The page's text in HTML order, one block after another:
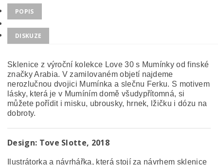
POPIS
DISKUZE
Sklenice z výroční kolekce Love 30 s Mumínky od finské
značky Arabia. V zamilovaném objetí najdeme
nerozlučnou dvojici Mumínka a slečnu Ferku. S motivem
lásky, která je v Mumíním domě všudypřítomná, si
můžete pořídit i misku, ubrousky, hrnek, lžičku i dózu na
dobroty.
Design: Tove Slotte, 2018
Ilustrátorka a návrhářka, která stojí za návrhem sklenice